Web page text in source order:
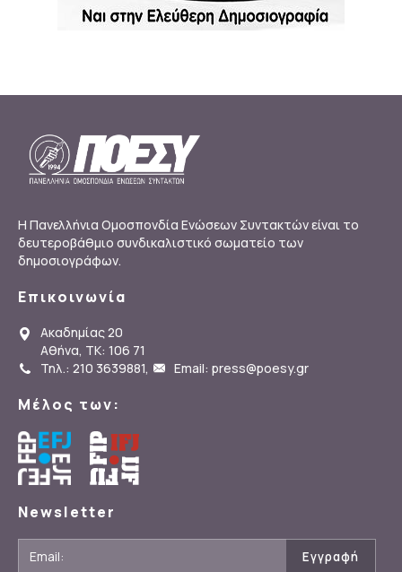
Η Πανελλήνια Ομοσπονδία Ενώσεων Συντακτών είναι το
δευτεροβάθμιο συνδικαλιστικό σωματείο των
δημοσιογράφων.
Επικοινωνία
Ακαδημίας 20
Αθήνα, ΤΚ: 106 71
Τηλ.: 210 3639881, Email: press@poesy.gr
Μέλος των:
Newsletter